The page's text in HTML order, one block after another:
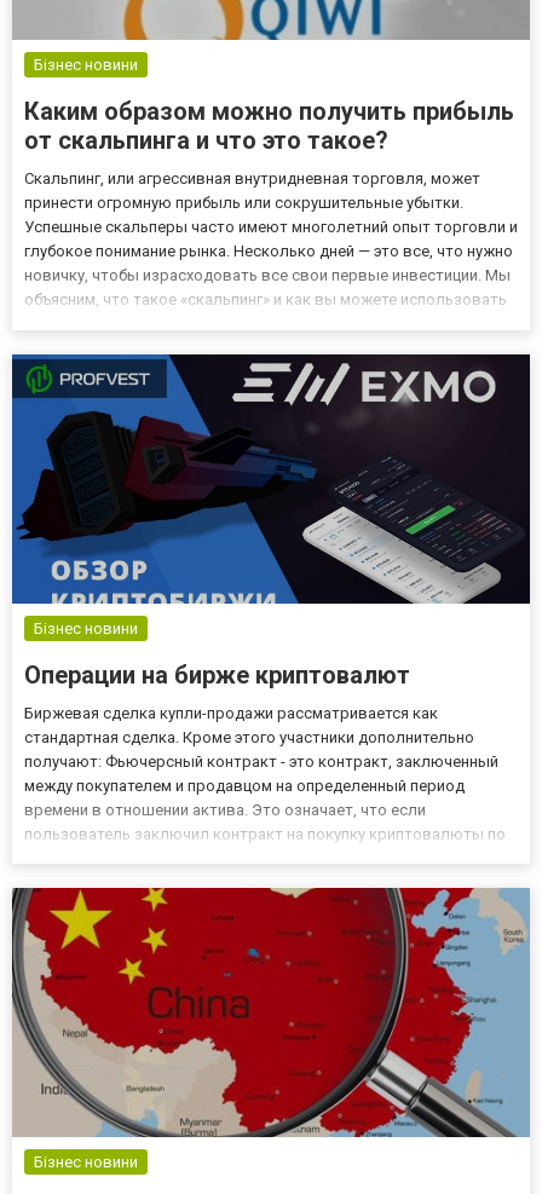
Бізнес новини
Каким образом можно получить прибыль
от скальпинга и что это такое?
Скальпинг, или агрессивная внутридневная торговля, может
принести огромную прибыль или сокрушительные убытки.
Успешные скальперы часто имеют многолетний опыт торговли и
глубокое понимание рынка. Несколько дней — это все, что нужно
новичку, чтобы израсходовать все свои первые инвестиции. Мы
объясним, что такое «скальпинг» и как вы можете использовать
Бізнес новини
Операции на бирже криптовалют
Биржевая сделка купли-продажи рассматривается как
стандартная сделка. Кроме этого участники дополнительно
получают: Фьючерсный контракт - это контракт, заключенный
между покупателем и продавцом на определенный период
времени в отношении актива. Это означает, что если
пользователь заключил контракт на покупку криптовалюты по
через 3 дня. Опц...
Бізнес новини